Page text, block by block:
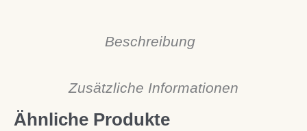
Beschreibung
Zusätzliche Informationen
Ähnliche Produkte